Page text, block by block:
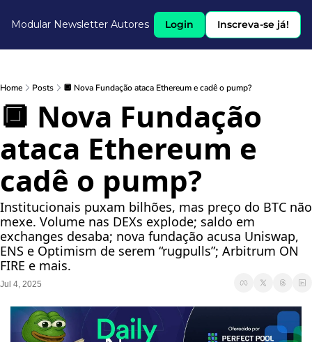
Modular Newsletter Autores Login Inscreva-se já!
Home Posts 🔲 Nova Fundação ataca Ethereum e cadê o pump?
🔲 Nova Fundação
ataca Ethereum e
cadê o pump?
Institucionais puxam bilhões, mas preço do BTC não
mexe. Volume nas DEXs explode; saldo em
exchanges desaba; nova fundação acusa Uniswap,
ENS e Optimism de serem “rugpulls”; Arbitrum ON
FIRE e mais.
Jul 4, 2025